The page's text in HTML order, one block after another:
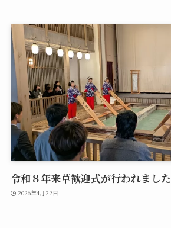
令和８年来草歓迎式が行われました
2026年4月22日